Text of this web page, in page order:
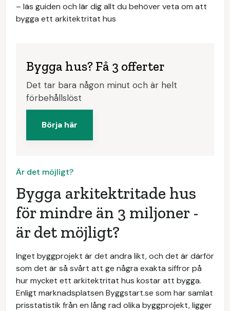
– läs guiden och lär dig allt du behöver veta om att
bygga ett arkitektritat hus
Bygga hus? Få 3 offerter
Det tar bara någon minut och är helt
förbehållslöst
Börja här
Är det möjligt?
Bygga arkitektritade hus
för mindre än 3 miljoner -
är det möjligt?
Inget byggprojekt är det andra likt, och det är därför
som det är så svårt att ge några exakta siffror på
hur mycket ett arkitektritat hus kostar att bygga.
Enligt marknadsplatsen Byggstart.se som har samlat
prisstatistik från en lång rad olika byggprojekt, ligger